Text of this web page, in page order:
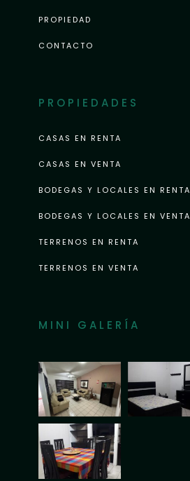
PROPIEDAD
CONTACTO
PROPIEDADES
CASAS EN RENTA
CASAS EN VENTA
BODEGAS Y LOCALES EN RENTA
BODEGAS Y LOCALES EN VENTA
TERRENOS EN RENTA
TERRENOS EN VENTA
MINI GALERÍA